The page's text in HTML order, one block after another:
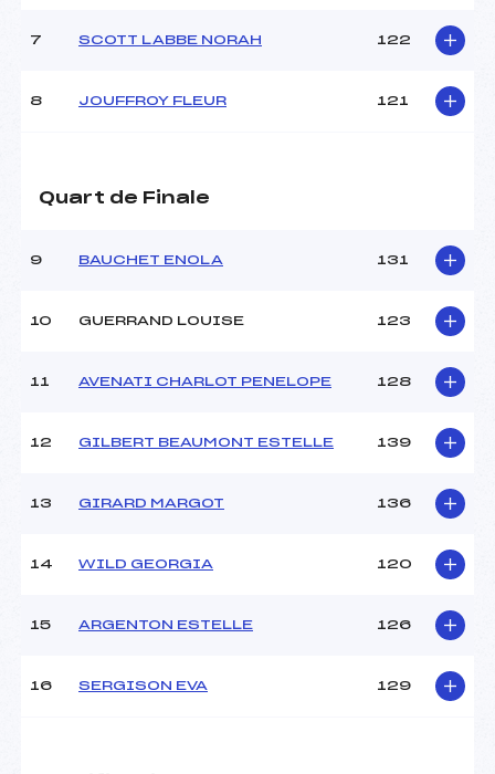
Demi finale ()
Catégorie :
MIN
7 SCOTT LABBE NORAH 122
8 JOUFFROY FLEUR 121
Quart de Finale
9 BAUCHET ENOLA 131
10 GUERRAND LOUISE 123
11 AVENATI CHARLOT PENELOPE 128
12 GILBERT BEAUMONT ESTELLE 139
13 GIRARD MARGOT 136
14 WILD GEORGIA 120
15 ARGENTON ESTELLE 126
16 SERGISON EVA 129